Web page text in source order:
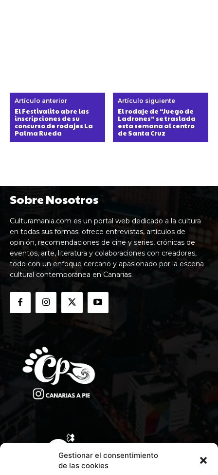
Gestionar el consentimiento
de las cookies
Artículo anterior
El Festivalito abre las
inscripciones de su
concurso de rodajes La
Palma Rueda
Artículo siguiente
El rodaje de “Juego de
Ladrones” se traslada
esta semana al centro
de Santa Cruz
Sobre Nosotros
Culturamania.com es un portal web dedicado a la cultura
en todas sus formas: ofrece entrevistas, artículos de
opinión, recomendaciones de cine y series, crónicas de
eventos, arte, literatura y colaboraciones con creadores,
todo con un enfoque cercano y apasionado por la escena
cultural contemporánea en Canarias.